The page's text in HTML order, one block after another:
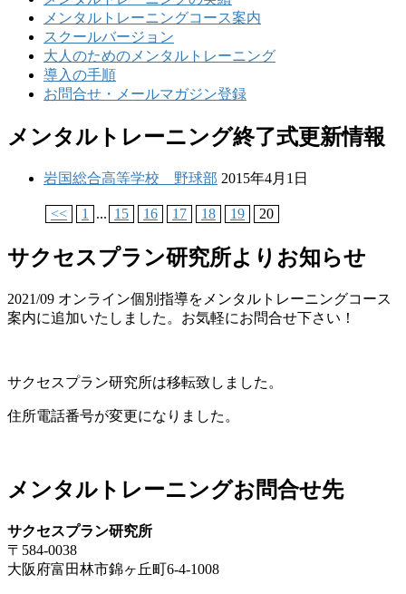
メンタルトレーニングコース案内
スクールバージョン
大人のためのメンタルトレーニング
導入の手順
お問合せ・メールマガジン登録
メンタルトレーニング終了式更新情報
岩国総合高等学校 野球部 2015年4月1日
<< 1 ... 15 16 17 18 19 20
サクセスプラン研究所よりお知らせ
2021/09 オンライン個別指導をメンタルトレーニングコース
案内に追加いたしました。お気軽にお問合せ下さい！
サクセスプラン研究所は移転致しました。
住所電話番号が変更になりました。
メンタルトレーニングお問合せ先
サクセスプラン研究所
〒584-0038
大阪府富田林市錦ヶ丘町6-4-1008